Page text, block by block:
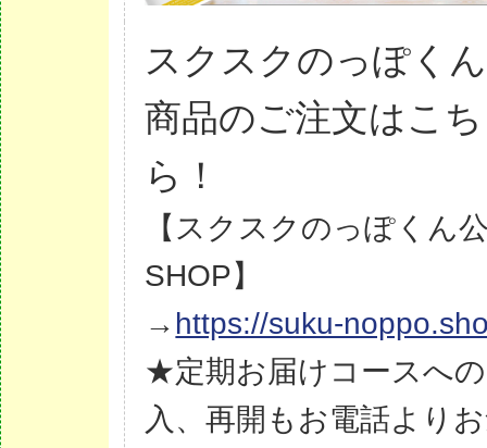
スクスクのっぽくん
商品のご注文はこ
ら！
【スクスクのっぽくん
SHOP】
→ https://suku-
★定期お届けコースへ
入、再開もお電話より